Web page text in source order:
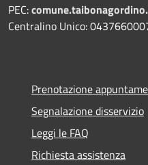
PEC:
Centralino Unico:
Prenotazione
Segnalazione disservizio
Leggi le FAQ
Richiesta assistenza